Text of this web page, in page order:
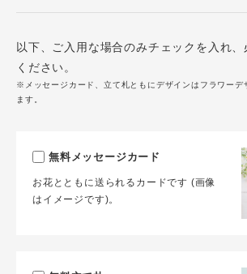
以下、ご入用な場合のみチェックを入れ
ください。
※メッセージカード、立て札ともにデザインはフラワーデ
ます。
無料メッセージカード
お花とともに送られるカードです (画像
はイメージです)。